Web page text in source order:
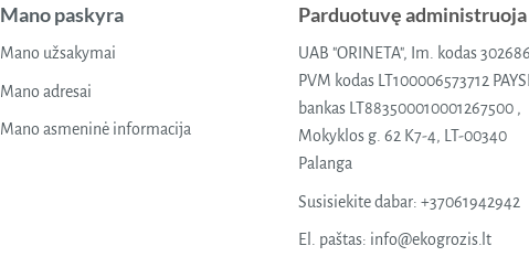
Mano paskyra
Mano užsakymai
Mano adresai
Mano asmeninė informacija
Parduotuvę administruoja
UAB "ORINETA", Im. kodas
PVM kodas LT100006573712
bankas LT883500010001267500 ,
Mokyklos g. 62 K7-4, LT-00340
Palanga
Susisiekite dabar: +37061942942
El. paštas: info@ekogrozis.lt